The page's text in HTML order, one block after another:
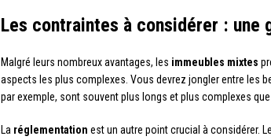
Les contraintes à considérer :
Malgré leurs nombreux avantages, les immeubles mixtes
aspects les plus complexes. Vous devrez jongler entre les
par exemple, sont souvent plus longs et plus complexes
La réglementation est un autre point crucial à considérer.